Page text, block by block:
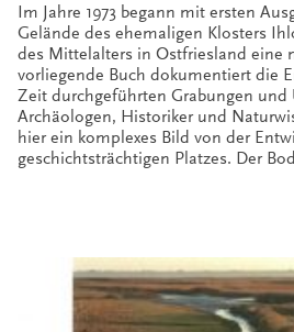
Im Jahre 1973 begann mit ersten
Gelände des ehemaligen Klosters
des Mittelalters in Ostfriesland eine
vorliegende Buch dokumentiert die
Zeit durchgeführten Grabungen und
Archäologen, Historiker und
hier ein komplexes Bild von der
geschichtsträchtigen Platzes. Der